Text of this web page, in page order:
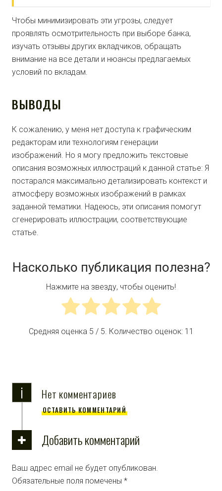
Чтобы минимизировать эти угрозы, следует
проявлять осмотрительность при выборе банка,
изучать отзывы других вкладчиков, обращать
внимание на все детали и нюансы предлагаемых
условий по вкладам.
ВЫВОДЫ
К сожалению, у меня нет доступа к графическим
редакторам или технологиям генерации
изображений. Но я могу предложить текстовые
описания возможных иллюстраций к данной статье: Я
постарался максимально детализировать контекст и
атмосферу возможных изображений в рамках
заданной тематики. Надеюсь, эти описания помогут
сгенерировать иллюстрации, соответствующие
статье.
Насколько публикация полезна?
Нажмите на звезду, чтобы оценить!
Средняя оценка 5 / 5. Количество оценок: 11
i Нет комментариев
ОСТАВИТЬ КОММЕНТАРИЙ
Добавить комментарий
Ваш адрес email не будет опубликован.
Обязательные поля помечены *